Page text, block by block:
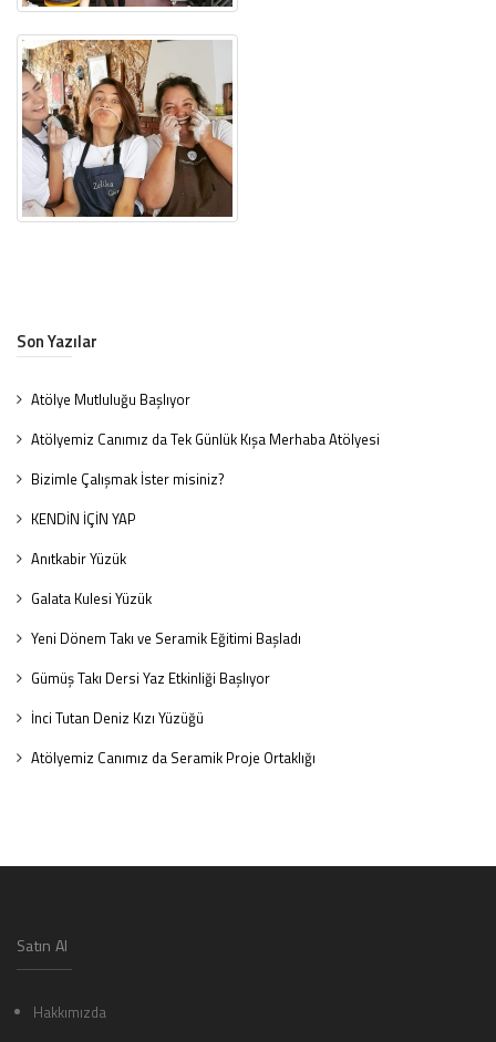
Son Yazılar
Atölye Mutluluğu Başlıyor
Atölyemiz Canımız da Tek Günlük Kışa Merhaba Atölyesi
Bizimle Çalışmak İster misiniz?
KENDİN İÇİN YAP
Anıtkabir Yüzük
Galata Kulesi Yüzük
Yeni Dönem Takı ve Seramik Eğitimi Başladı
Gümüş Takı Dersi Yaz Etkinliği Başlıyor
İnci Tutan Deniz Kızı Yüzüğü
Atölyemiz Canımız da Seramik Proje Ortaklığı
Satın Al
Hakkımızda